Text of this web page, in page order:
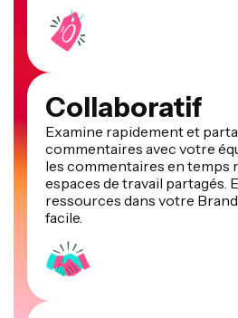
Collaboratif
Examine rapidement et
commentaires avec votre
les commentaires en temps
espaces de travail partagés.
ressources dans votre
facile.